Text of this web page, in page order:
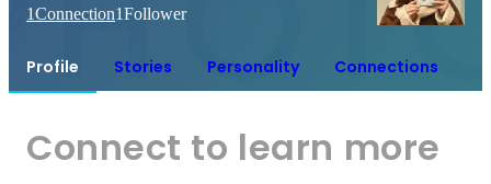
1Connection1Follower
Profile Stories Personality Connections
Connect to learn more